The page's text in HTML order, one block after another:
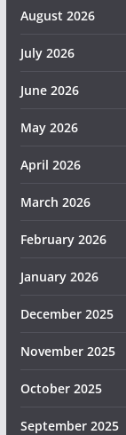
August 2026
July 2026
June 2026
May 2026
April 2026
March 2026
February 2026
January 2026
December 2025
November 2025
October 2025
September 2025